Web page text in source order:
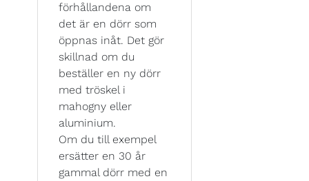
förhållandena om
det är en dörr som
öppnas inåt. Det gör
skillnad om du
beställer en ny dörr
med tröskel i
mahogny eller
aluminium.
Om du till exempel
ersätter en 30 år
gammal dörr med en